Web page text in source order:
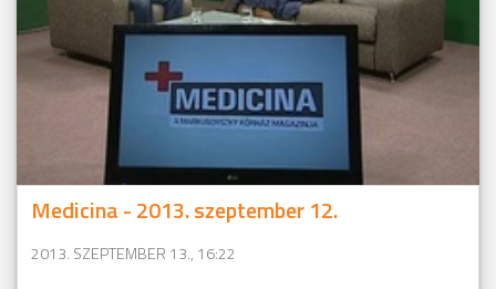
Medicina - 2013. szeptember 12.
2013. SZEPTEMBER 13., 16:22